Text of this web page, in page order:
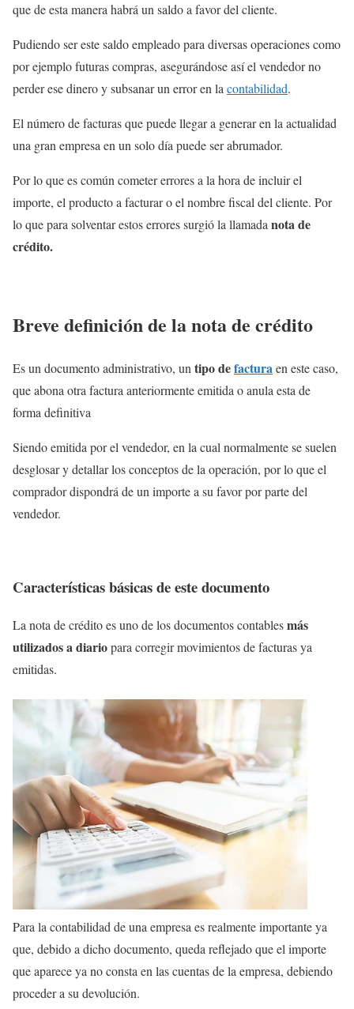
que de esta manera habrá un saldo a favor del cliente.
Pudiendo ser este saldo empleado para diversas operaciones como
por ejemplo futuras compras, asegurándose así el vendedor no
perder ese dinero y subsanar un error en la contabilidad.
El número de facturas que puede llegar a generar en la actualidad
una gran empresa en un solo día puede ser abrumador.
Por lo que es común cometer errores a la hora de incluir el
importe, el producto a facturar o el nombre fiscal del cliente. Por
lo que para solventar estos errores surgió la llamada nota de
crédito.
Breve definición de la nota de crédito
Es un documento administrativo, un tipo defacturaen este caso,
que abona otra factura anteriormente emitida o anula esta de
forma definitiva
Siendo emitida por el vendedor, en la cual normalmente se suelen
desglosar y detallar los conceptos de la operación, por lo que el
comprador dispondrá de un importe a su favor por parte del
vendedor.
Características básicas de este documento
La nota de crédito es uno de los documentos contablesmás
utilizados a diariopara corregir movimientos de facturas ya
emitidas.
Para la contabilidad de una empresa es realmente importante ya
que, debido a dicho documento, queda reflejado que el importe
que aparece ya no consta en las cuentas de la empresa, debiendo
proceder a su devolución.